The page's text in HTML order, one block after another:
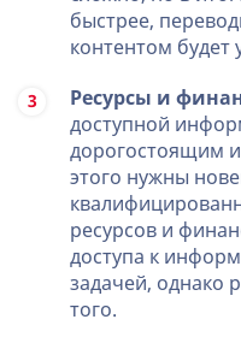
быстрее,
контентом будет
Ресурсы и
доступной
дорогостоящим
этого нужны
ресурсов и
доступа к
задачей, однако
того.